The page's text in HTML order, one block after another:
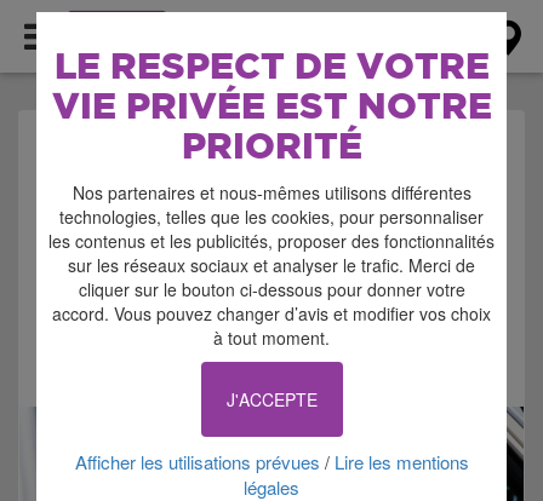
LE RESPECT DE VOTRE
VIE PRIVÉE EST NOTRE
PRIORITÉ
Nos partenaires et nous-mêmes utilisons différentes
technologies, telles que les cookies, pour personnaliser
les contenus et les publicités, proposer des fonctionnalités
sur les réseaux sociaux et analyser le trafic. Merci de
cliquer sur le bouton ci-dessous pour donner votre
accord. Vous pouvez changer d’avis et modifier vos choix
à tout moment.
J'ACCEPTE
Afficher les utilisations prévues / Lire les mentions
légales
AGENDA > CONCERT -
MUSIQUE